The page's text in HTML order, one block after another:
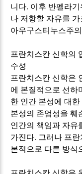
니다. 이후 반펠라
나 저항할 자유를
아우구스티누스주
프란치스칸 신학의
수성
프란치스칸 신학은
에 본질적으로 선하
한 인간 본성에 대
본성의 존엄성을 훼
인간의 책임과 자유
가진다. 그러나 프
본적으로 다른 방식